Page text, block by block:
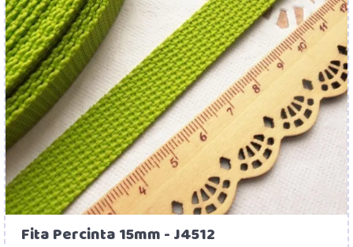
Fita Percinta 15mm - J4512